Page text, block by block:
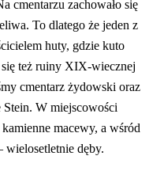
cmentarzu zachowało się
To dlatego że jeden z
huty, gdzie kuto
też ruiny XIX-wiecznej
cmentarz żydowski oraz
W miejscowości
macewy, a wśród
dęby.